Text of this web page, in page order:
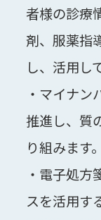
者様の診療
剤、服薬指
し、活用し
・マイナン
推進し、質
り組みます。
・電子処方
スを活用す